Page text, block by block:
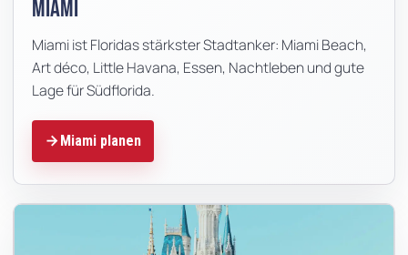
Miami
Miami ist Floridas stärkster Stadtanker: Miami Beach,
Art déco, Little Havana, Essen, Nachtleben und gute
Lage für Südflorida.
Miami planen